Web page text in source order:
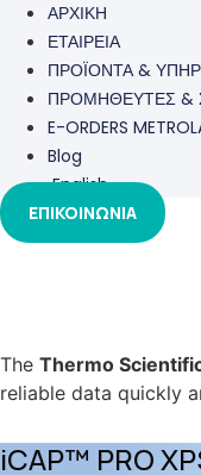
ΑΡΧΙΚΗ
ΕΤΑΙΡΕΙΑ
ΠΡΟΪΟΝΤΑ &
ΠΡΟΜΗΘΕΥΤΕΣ &
E-ORDERS
Blog
English
ΕΠΙΚΟΙΝΩΝΙΑ
The Thermo
reliable data quickly
iCAP™ PRO